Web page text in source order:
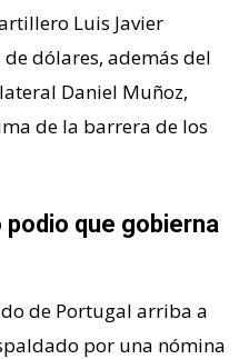
Luis Javier
dólares, además del
Daniel Muñoz,
de la barrera de los
que gobierna
de Portugal arriba a
por una nómina